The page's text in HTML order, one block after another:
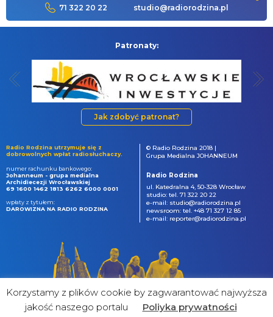
71 322 20 22 studio@radiorodzina.pl
Patronaty:
Jak zdobyć patronat?
Radio Rodzina utrzymuje się z
dobrowolnych wpłat radiosłuchaczy.
numer rachunku bankowego:
Johanneum - grupa medialna
Archidiecezji Wrocławskiej
69 1600 1462 1813 6262 6000 0001
wpłaty z tytułem:
DAROWIZNA NA RADIO RODZINA
© Radio Rodzina 2018 |
Grupa Medialna JOHANNEUM
Radio Rodzina
ul. Katedralna 4, 50-328 Wrocław
studio: tel. 71 322 20 22
e-mail: studio@radiorodzina.pl
newsroom: tel. +48 71 327 12 85
e-mail: reporter@radiorodzina.pl
Korzystamy z plików cookie by zagwarantować najwyższa
jakość naszego portalu
Poliyka prywatności